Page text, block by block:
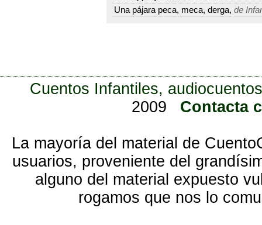
Una pájara peca, meca, derga, de
Cuentos Infantiles,
2009
Contacta
La mayoría del material de
usuarios, proveniente del
alguno del material expuesto
rogamos que nos lo